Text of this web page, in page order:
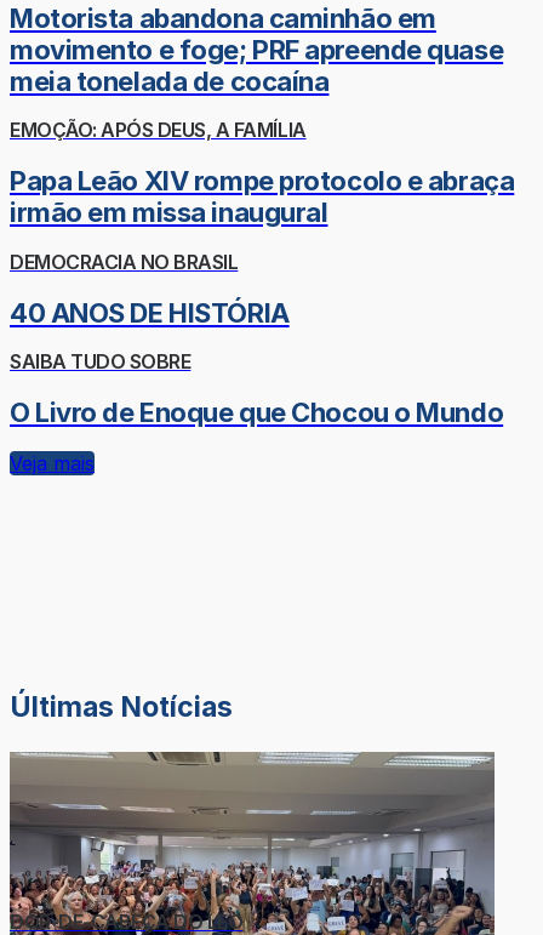
Motorista abandona caminhão em
movimento e foge; PRF apreende quase
meia tonelada de cocaína
EMOÇÃO: APÓS DEUS, A FAMÍLIA
Papa Leão XIV rompe protocolo e abraça
irmão em missa inaugural
DEMOCRACIA NO BRASIL
40 ANOS DE HISTÓRIA
SAIBA TUDO SOBRE
O Livro de Enoque que Chocou o Mundo
Veja mais
Últimas Notícias
DOR-DE-CABEÇA DO LÉO